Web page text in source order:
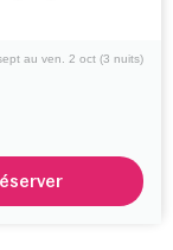
au ven. 2 oct (3 nuits)